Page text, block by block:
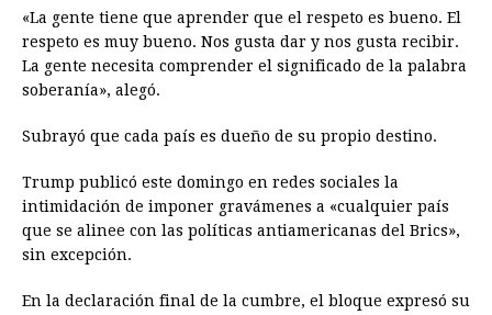
«La gente tiene que aprender que el respeto es bueno. El
respeto es muy bueno. Nos gusta dar y nos gusta recibir.
La gente necesita comprender el significado de la palabra
soberanía», alegó.
Subrayó que cada país es dueño de su propio destino.
Trump publicó este domingo en redes sociales la
intimidación de imponer gravámenes a «cualquier país
que se alinee con las políticas antiamericanas del Brics»,
sin excepción.
En la declaración final de la cumbre, el bloque expresó su